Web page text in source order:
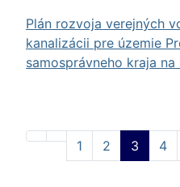
Plán rozvoja verejných
kanalizácii pre územie
samosprávneho kraja
1 2 3 4